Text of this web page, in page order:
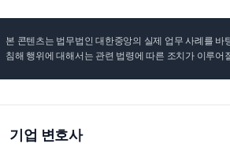
본 콘텐츠는 법무법인 대한중앙의 실제 업무 사례를
침해 행위에 대해서는 관련 법령에 따른 조치가 이루어
기업 변호사